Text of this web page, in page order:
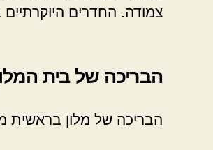
צמודה. החדרים היוקרתיים
הבריכה של בית
הבריכה של מלון בראשית